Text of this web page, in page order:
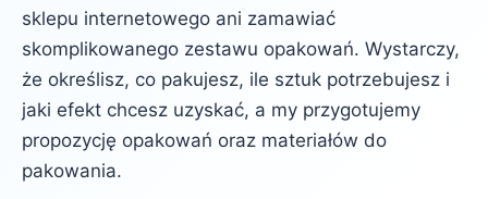
sklepu internetowego ani zamawiać
skomplikowanego zestawu opakowań. Wystarczy,
że określisz, co pakujesz, ile sztuk potrzebujesz i
jaki efekt chcesz uzyskać, a my przygotujemy
propozycję opakowań oraz materiałów do
pakowania.